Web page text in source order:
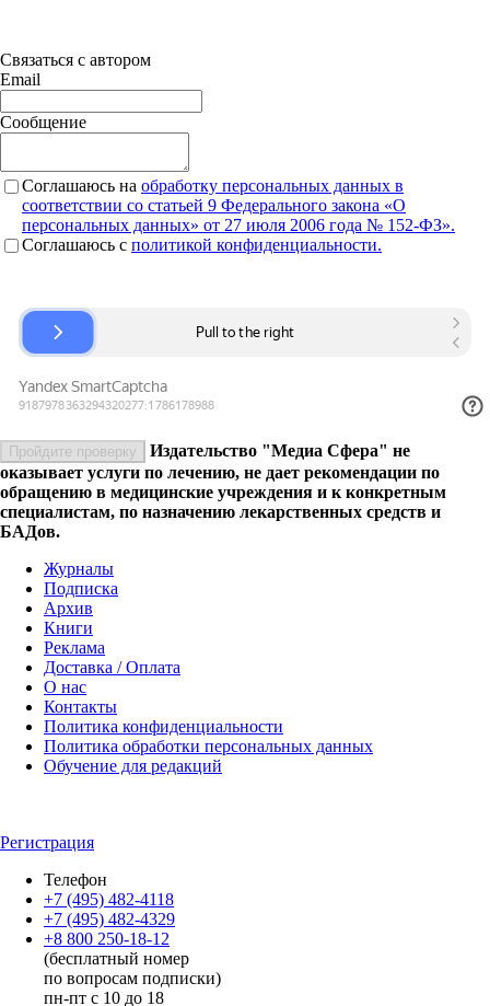
Связаться с автором
Email
Сообщение
Соглашаюсь на обработку персональных данных в
соответствии со статьей 9 Федерального закона «О
персональных данных» от 27 июля 2006 года № 152-ФЗ».
Соглашаюсь c политикой конфиденциальности.
Пройдите проверку
Издательство "Медиа Сфера" не
оказывает услуги по лечению, не дает рекомендации по
обращению в медицинские учреждения и к конкретным
специалистам, по назначению лекарственных средств и
БАДов.
Журналы
Подписка
Архив
Книги
Реклама
Доставка / Оплата
О нас
Контакты
Политика конфиденциальности
Политика обработки персональных данных
Обучение для редакций
Регистрация
Телефон
+7 (495) 482-4118
+7 (495) 482-4329
+8 800 250-18-12
(бесплатный номер
по вопросам подписки)
пн-пт с 10 до 18